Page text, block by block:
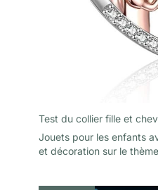
Test du collier fille et
Jouets pour les enfants
et décoration sur le